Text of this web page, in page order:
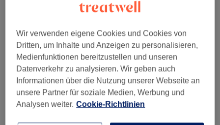
Ambiente
Sauberkeit
Service
Wir verwenden eigene Cookies und Cookies von
Dritten, um Inhalte und Anzeigen zu personalisieren,
Medienfunktionen bereitzustellen und unseren
Datenverkehr zu analysieren. Wir geben auch
Informationen über die Nutzung unserer Webseite an
unsere Partner für soziale Medien, Werbung und
Analysen weiter. Cookie-Richtlinien